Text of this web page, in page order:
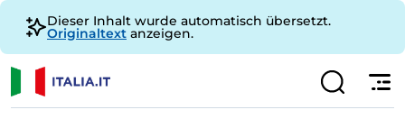
Dieser Inhalt wurde automatisch übersetzt.
Originaltext anzeigen.